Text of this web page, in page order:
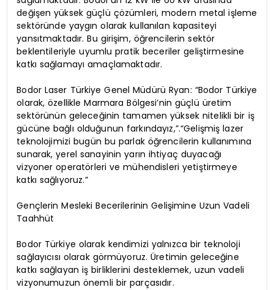
değişen yüksek güçlü çözümleri, modern metal işleme
sektöründe yaygın olarak kullanılan kapasiteyi
yansıtmaktadır. Bu girişim, öğrencilerin sektör
beklentileriyle uyumlu pratik beceriler geliştirmesine
katkı sağlamayı amaçlamaktadır.
Bodor Laser Türkiye Genel Müdürü Ryan: “Bodor Türkiye
olarak, özellikle Marmara Bölgesi’nin güçlü üretim
sektörünün geleceğinin tamamen yüksek nitelikli bir iş
gücüne bağlı olduğunun farkındayız,”.“Gelişmiş lazer
teknolojimizi bugün bu parlak öğrencilerin kullanımına
sunarak, yerel sanayinin yarın ihtiyaç duyacağı
vizyoner operatörleri ve mühendisleri yetiştirmeye
katkı sağlıyoruz.”
Gençlerin Mesleki Becerilerinin Gelişimine Uzun Vadeli
Taahhüt
Bodor Türkiye olarak kendimizi yalnızca bir teknoloji
sağlayıcısı olarak görmüyoruz. Üretimin geleceğine
katkı sağlayan iş birliklerini desteklemek, uzun vadeli
vizyonumuzun önemli bir parçasıdır.